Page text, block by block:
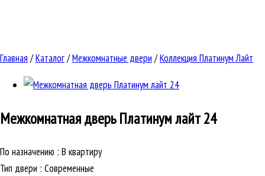
Главная /Каталог/Межкомнатные двери /Коллекция Платинум Лайт
Межкомнатная дверь Платинум лайт 24
По назначению : В квартиру
Тип двери : Современные